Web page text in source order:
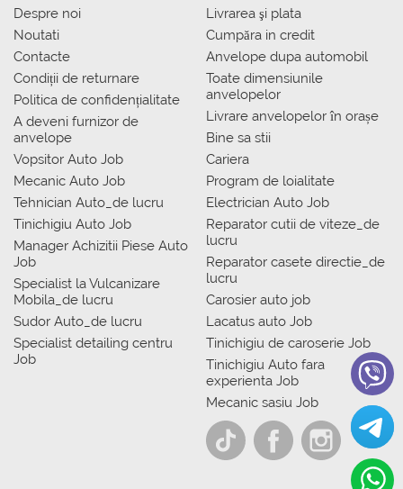
Despre noi
Noutati
Contacte
Condiții de returnare
Politica de confidențialitate
A deveni furnizor de
anvelope
Vopsitor Auto Job
Mecanic Auto Job
Tehnician Auto_de lucru
Tinichigiu Auto Job
Manager Achizitii Piese Auto
Job
Specialist la Vulcanizare
Mobila_de lucru
Sudor Auto_de lucru
Specialist detailing centru
Job
Livrarea şi plata
Сumpăra in credit
Anvelope dupa automobil
Toate dimensiunile
anvelopelor
Livrare anvelopelor în orașe
Bine sa stii
Cariera
Program de loialitate
Electrician Auto Job
Reparator cutii de viteze_de
lucru
Reparator casete directie_de
lucru
Carosier auto job
Lacatus auto Job
Tinichigiu de caroserie Job
Tinichigiu Auto fara
experienta Job
Mecanic sasiu Job